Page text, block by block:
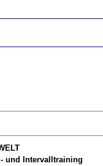
und Intervalltraining